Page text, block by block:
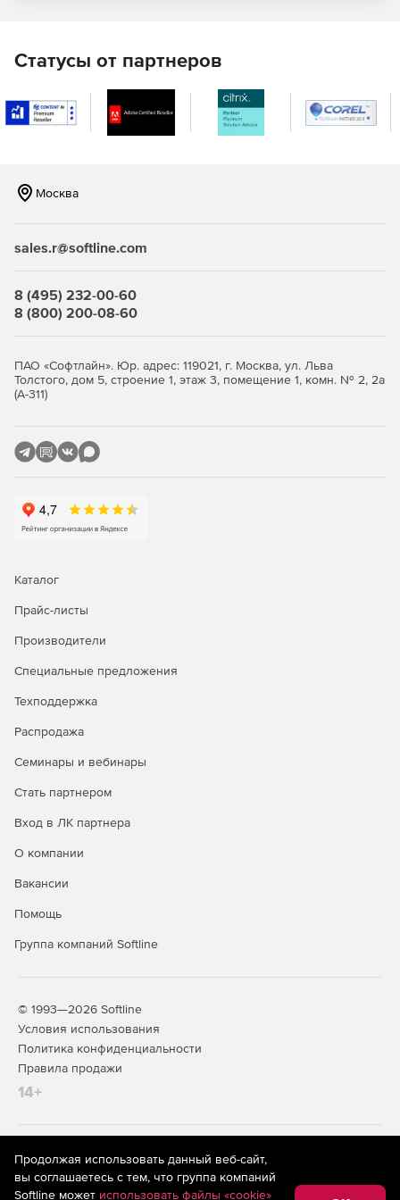
скриптов.
Настройка порядка выполнения скриптов.
Создание индивидуальных ярлыков для разных
Выполнение только выбранного в скрипте текста.
запуска скриптов.
Статусы от партнеров
Москва
sales.r@softline.com
8 (495) 232-00-60
8 (800) 200-08-60
ПАО «Софтлайн». Юр. адрес: 119021, г. Москва, ул. Льва
Толстого, дом 5, строение 1, этаж 3, помещение 1, комн. № 2, 2а
(А-311)
Каталог
Прайс-листы
Производители
Специальные предложения
Техподдержка
Распродажа
Семинары и вебинары
Стать партнером
Вход в ЛК партнера
О компании
Вакансии
Помощь
Группа компаний Softline
© 1993—2026 Softline
Условия использования
Политика конфиденциальности
Правила продажи
14+
На информационном ресурсе store.softline.ru применяются
рекомендательные технологии
(информационные технологии
предоставления информации на основе сбора,
Продолжая использовать данный веб-сайт,
вы соглашаетесь с тем, что группа компаний
Softline может использовать файлы «cookie»